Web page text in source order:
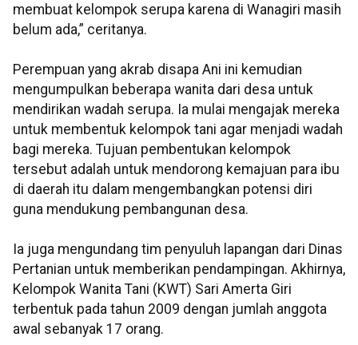
membuat kelompok serupa karena di Wanagiri masih
belum ada,” ceritanya.
Perempuan yang akrab disapa Ani ini kemudian
mengumpulkan beberapa wanita dari desa untuk
mendirikan wadah serupa. Ia mulai mengajak mereka
untuk membentuk kelompok tani agar menjadi wadah
bagi mereka. Tujuan pembentukan kelompok
tersebut adalah untuk mendorong kemajuan para ibu
di daerah itu dalam mengembangkan potensi diri
guna mendukung pembangunan desa.
Ia juga mengundang tim penyuluh lapangan dari Dinas
Pertanian untuk memberikan pendampingan. Akhirnya,
Kelompok Wanita Tani (KWT) Sari Amerta Giri
terbentuk pada tahun 2009 dengan jumlah anggota
awal sebanyak 17 orang.